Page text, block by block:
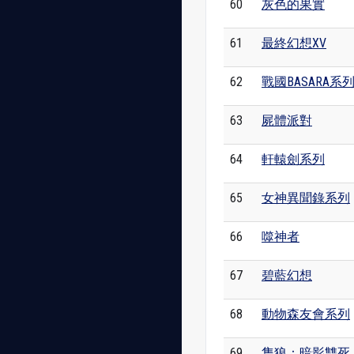
60 灰色的果實
61 最終幻想XV
62 戰國BASARA系列
63 屍體派對
64 軒轅劍系列
65 女神異聞錄系列
66 噬神者
67 碧藍幻想
68 動物森友會系列